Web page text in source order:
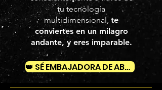
tu tecnología
multidimensional, te
conviertes en un milagro
andante, y eres imparable.
👑 SÉ EMBAJADORA DE ABUNDANCIA 👑